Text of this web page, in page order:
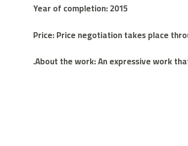
Year of completion: 2015
Price: Price negotiation takes place
About the work: An expressive work